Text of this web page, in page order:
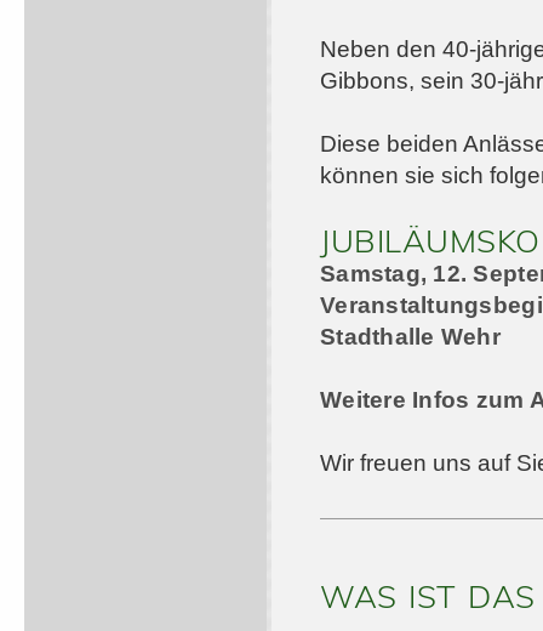
Neben den 40-
Gibbons, sein 30-
Diese beiden
können sie sich
Samstag, 12.
Stadthalle Wehr
Weitere Infos zum
Wir freuen uns auf
WAS IST DAS